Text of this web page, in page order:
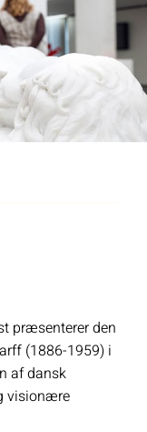
præsenterer den
(1886-1959) i
af dansk
visionære